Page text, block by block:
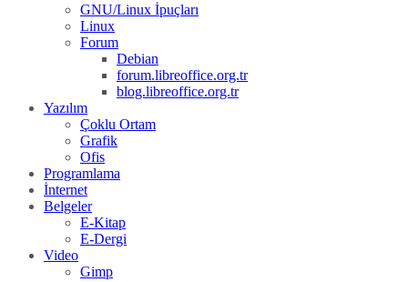
GNU/Linux İpuçları
Linux
Forum
Debian
forum.libreoffice.org.tr
blog.libreoffice.org.tr
Yazılım
Çoklu Ortam
Grafik
Ofis
Programlama
İnternet
Belgeler
E-Kitap
E-Dergi
Video
Gimp